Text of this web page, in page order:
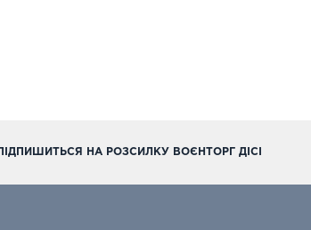
ПІДПИШИТЬСЯ НА РОЗСИЛКУ ВОЄНТОРГ ДІСІ